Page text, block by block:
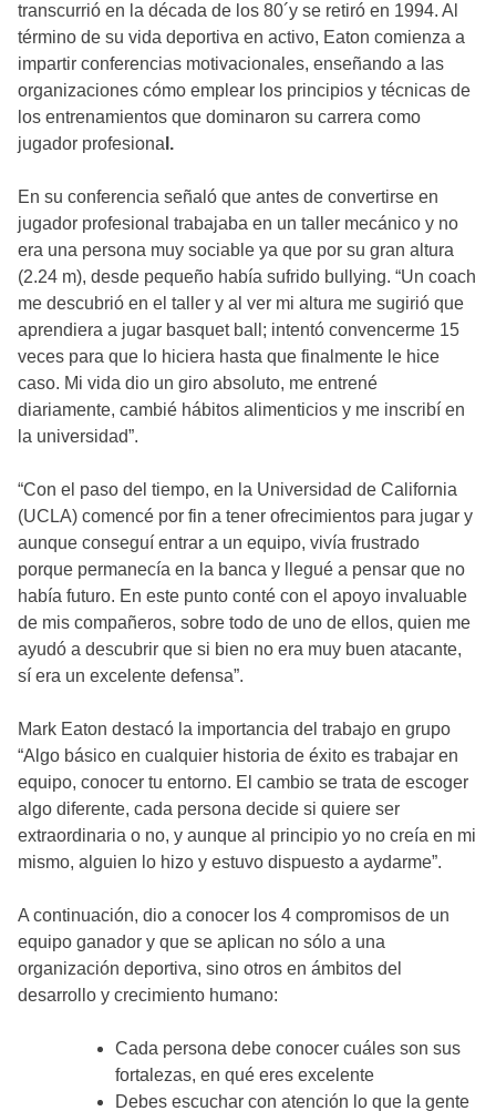
transcurrió en la década de los 80´y se retiró en 1994. Al
término de su vida deportiva en activo, Eaton comienza a
impartir conferencias motivacionales, enseñando a las
organizaciones cómo emplear los principios y técnicas de
los entrenamientos que dominaron su carrera como
jugador profesiona l.
En su conferencia señaló que antes de convertirse en
jugador profesional trabajaba en un taller mecánico y no
era una persona muy sociable ya que por su gran altura
(2.24 m), desde pequeño había sufrido bullying. “Un coach
me descubrió en el taller y al ver mi altura me sugirió que
aprendiera a jugar basquet ball; intentó convencerme 15
veces para que lo hiciera hasta que finalmente le hice
caso. Mi vida dio un giro absoluto, me entrené
diariamente, cambié hábitos alimenticios y me inscribí en
la universidad”.
“Con el paso del tiempo, en la Universidad de California
(UCLA) comencé por fin a tener ofrecimientos para jugar y
aunque conseguí entrar a un equipo, vivía frustrado
porque permanecía en la banca y llegué a pensar que no
había futuro. En este punto conté con el apoyo invaluable
de mis compañeros, sobre todo de uno de ellos, quien me
ayudó a descubrir que si bien no era muy buen atacante,
sí era un excelente defensa”.
Mark Eaton destacó la importancia del trabajo en grupo
“Algo básico en cualquier historia de éxito es trabajar en
equipo, conocer tu entorno. El cambio se trata de escoger
algo diferente, cada persona decide si quiere ser
extraordinaria o no, y aunque al principio yo no creía en mi
mismo, alguien lo hizo y estuvo dispuesto a aydarme”.
A continuación, dio a conocer los 4 compromisos de un
equipo ganador y que se aplican no sólo a una
organización deportiva, sino otros en ámbitos del
desarrollo y crecimiento humano:
Cada persona debe conocer cuáles son sus
fortalezas, en qué eres excelente
Debes escuchar con atención lo que la gente